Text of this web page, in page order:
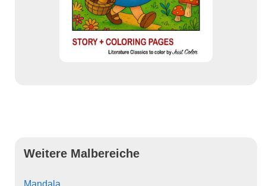
Weitere Malbereiche
Mandala